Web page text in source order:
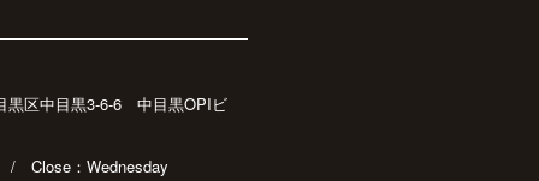
黒区中目黒3-6-6 中目黒OPIビ
/ Close：Wednesday